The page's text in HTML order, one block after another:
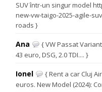
SUV într-un singur model
new-vw-taigo-2025-agile-
roads }
Ana
{ VW Passat
43 euro, DSG, 2.0 TDI.... }
Ionel
{ Rent a car Cluj
euros. New Model (2024):